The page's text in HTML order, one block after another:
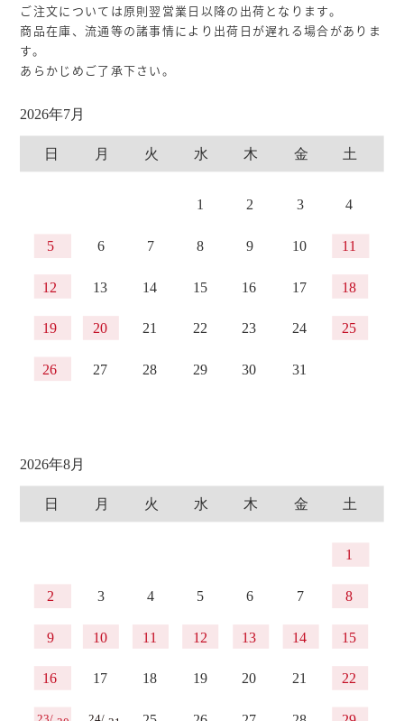
ご注文については原則翌営業日以降の出荷となります。
商品在庫、流通等の諸事情により出荷日が遅れる場合がありま
す。
あらかじめご了承下さい。